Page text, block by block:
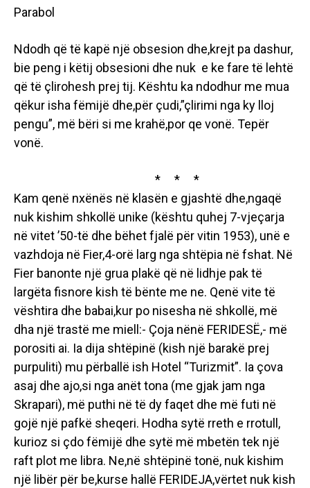
Parabol
Ndodh që të kapë një obsesion dhe,krejt pa dashur,
bie peng i këtij obsesioni dhe nuk e ke fare të lehtë
që të çlirohesh prej tij. Kështu ka ndodhur me mua
qëkur isha fëmijë dhe,për çudi,”çlirimi nga ky lloj
pengu”, më bëri si me krahë,por qe vonë. Tepër
vonë.
* * *
Kam qenë nxënës në klasën e gjashtë dhe,ngaqë
nuk kishim shkollë unike (kështu quhej 7-vjeçarja
në vitet ’50-të dhe bëhet fjalë për vitin 1953), unë e
vazhdoja në Fier,4-orë larg nga shtëpia në fshat. Në
Fier banonte një grua plakë që në lidhje pak të
largëta fisnore kish të bënte me ne. Qenë vite të
vështira dhe babai,kur po nisesha në shkollë, më
dha një trastë me miell:- Çoja nënë FERIDESË,- më
porositi ai. Ia dija shtëpinë (kish një barakë prej
purpuliti) mu përballë ish Hotel “Turizmit”. Ia çova
asaj dhe ajo,si nga anët tona (me gjak jam nga
Skrapari), më puthi në të dy faqet dhe më futi në
gojë një pafkë sheqeri. Hodha sytë rreth e rrotull,
kurioz si çdo fëmijë dhe sytë më mbetën tek një
raft plot me libra. Ne,në shtëpinë tonë, nuk kishim
një libër për be,kurse hallë FERIDEJA,vërtet nuk kish